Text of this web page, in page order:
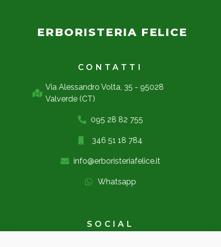
ERBORISTERIA FELICE
CONTATTI
Via Alessandro Volta, 35 - 95028
Valverde (CT)
095 28 82 755
346 51 18 784
info@erboristeriafelice.it
Whatsapp
SOCIAL